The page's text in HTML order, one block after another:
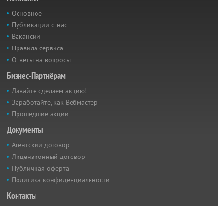
Основное
Публикации о нас
Вакансии
Правила сервиса
Ответы на вопросы
Бизнес-Партнёрам
Давайте сделаем акцию!
Заработайте, как Вебмастер
Прошедшие акции
Документы
Агентский договор
Лицензионный договор
Публичная оферта
Политика конфиденциальности
Контакты